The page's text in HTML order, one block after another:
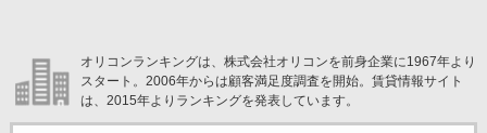
オリコンランキングは、株式会社オリコンを前身企業に1967年より
スタート。2006年からは顧客満足度調査を開始。賃貸情報サイト
は、2015年よりランキングを発表しています。